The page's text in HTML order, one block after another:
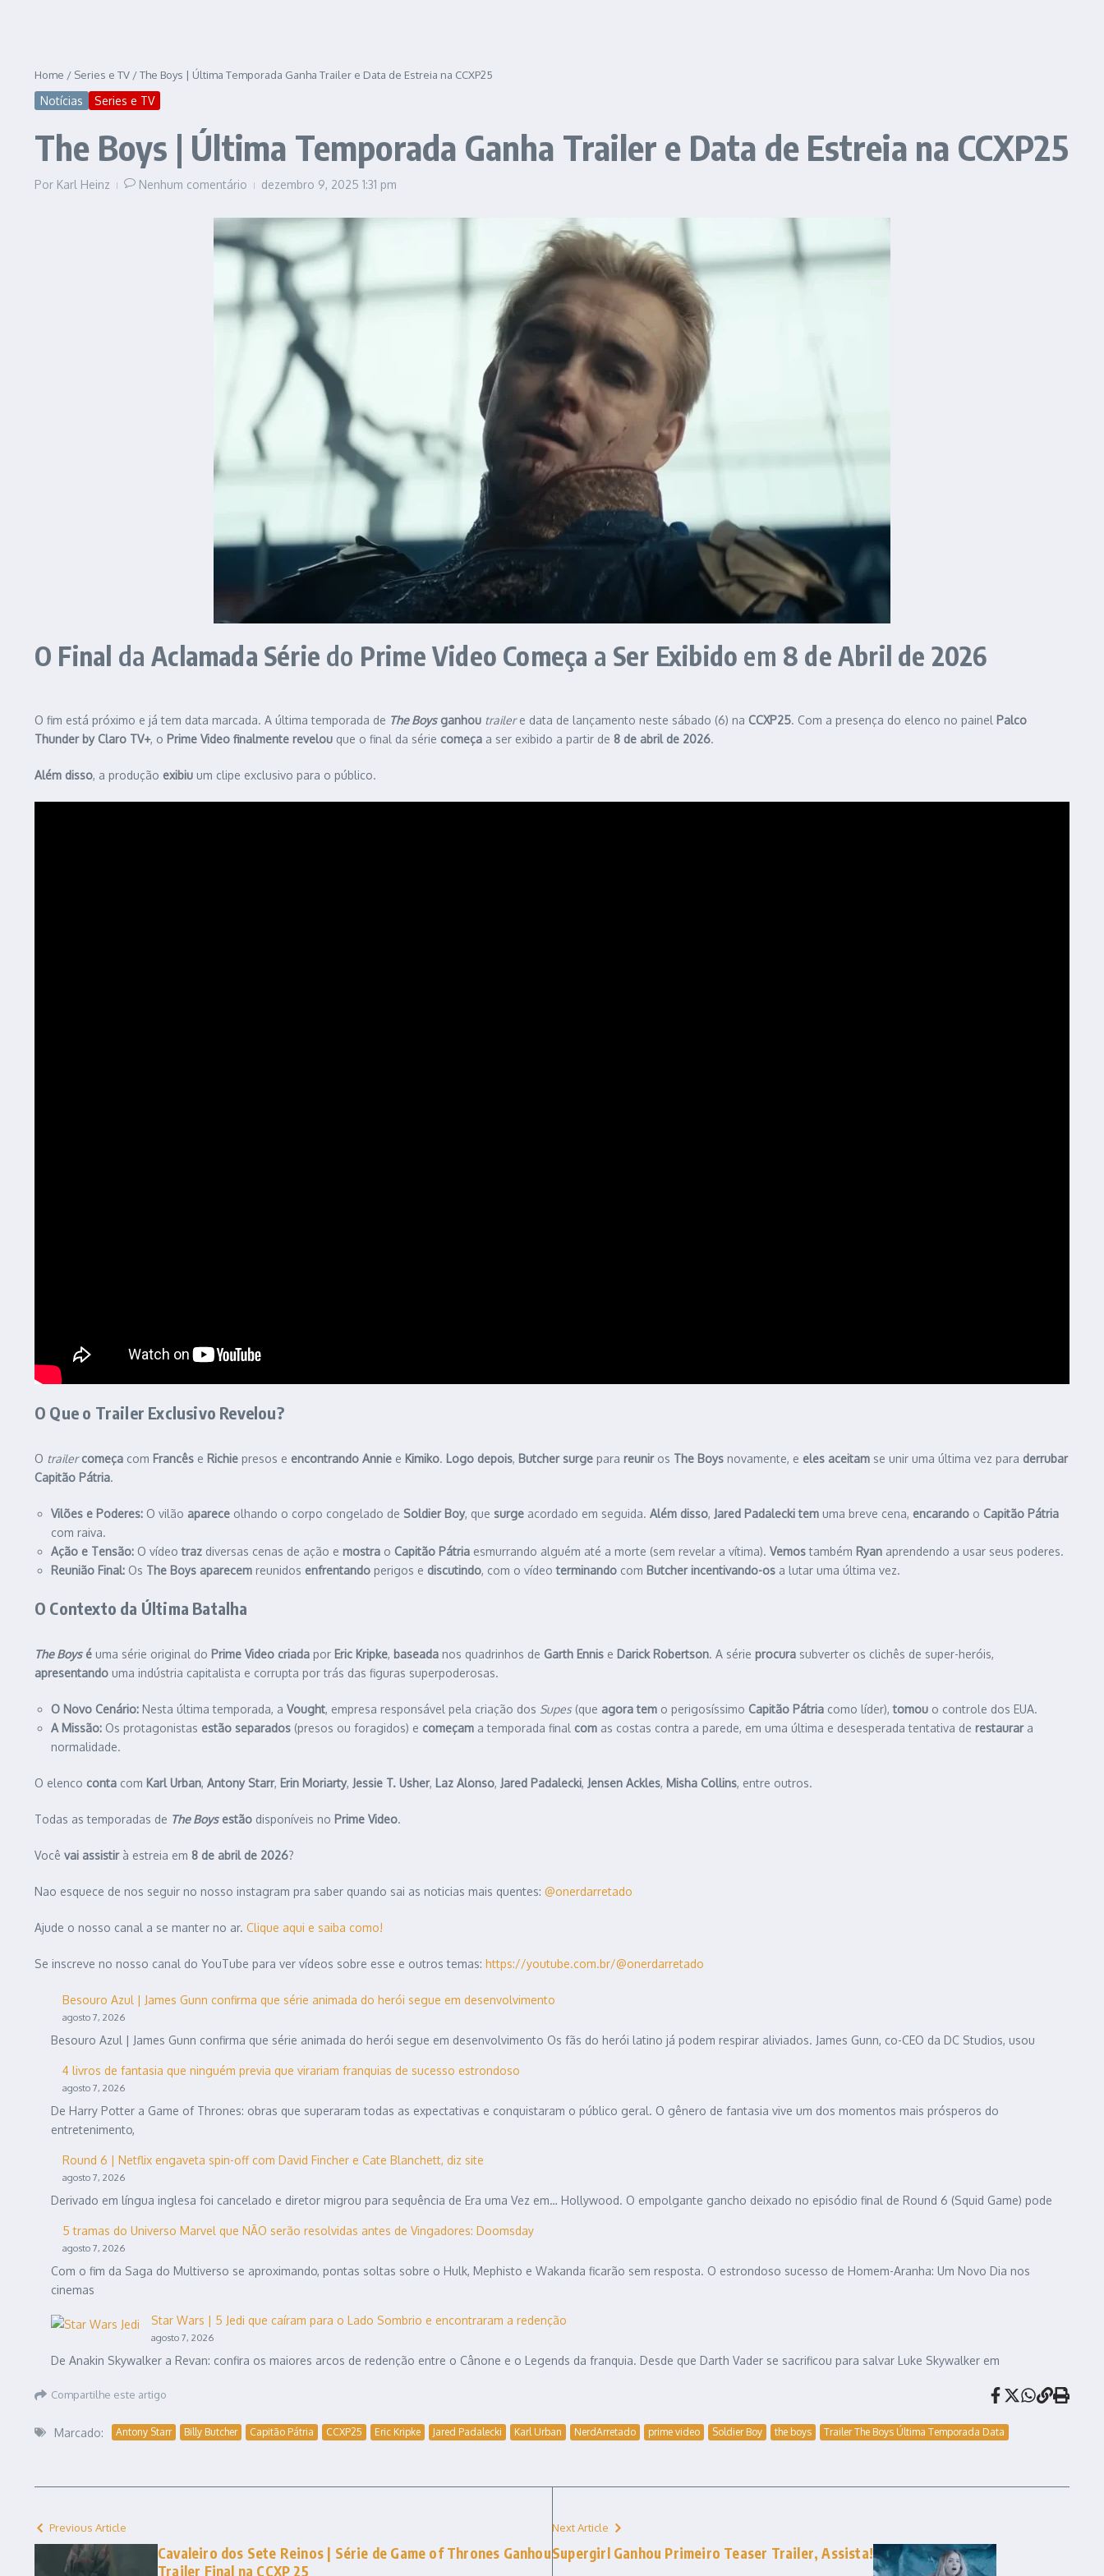
Home / Series e TV /The Boys | Última Temporada Ganha Trailer e Data de Estreia na CCXP25
Notícias Series e TV
The Boys | Última Temporada Ganha Trailer e Data de Estreia na CCXP25
Por Karl Heinz Nenhum comentário dezembro 9, 2025 1:31 pm
O Final daAclamada Série do Prime Video Começa a Ser Exibido em 8 de Abril de 2026
O fim está próximo e já tem data marcada. A última temporada de The Boys ganhou trailere data de lançamento neste sábado (6) na CCXP25. Com a presença do elenco no painel Palco
Thunder by Claro TV+, o Prime Video finalmente revelou que o final da série começa a ser exibido a partir de 8 de abril de 2026.
Além disso, a produção exibiu um clipe exclusivo para o público.
O Que o Trailer Exclusivo Revelou?
O trailer começa com Francês e Richie presos e encontrando Annie e Kimiko. Logo depois, Butcher surge para reuniros The Boys novamente, e eles aceitam se unir uma última vez para derrubar
Capitão Pátria.
Vilões e Poderes: O vilão aparece olhando o corpo congelado de Soldier Boy, que surge acordado em seguida. Além disso, Jared Padalecki tem uma breve cena, encarando o Capitão Pátria
com raiva.
Ação e Tensão: O vídeotraz diversas cenas de ação e mostra o Capitão Pátria esmurrando alguém até a morte (sem revelar a vítima). Vemostambém Ryan aprendendo a usar seus poderes.
Reunião Final: Os The Boys aparecem reunidos enfrentando perigos e discutindo, com o vídeoterminando com Butcher incentivando-os a lutar uma última vez.
O Contexto da Última Batalha
The Boys é uma série original do Prime Video criada por Eric Kripke, baseada nos quadrinhos de Garth Ennis e Darick Robertson. A série procura subverter os clichês de super-heróis,
apresentando uma indústria capitalista e corrupta por trás das figuras superpoderosas.
O Novo Cenário: Nesta última temporada, a Vought, empresa responsável pela criação dos Supes (que agora tem o perigosíssimo Capitão Pátria como líder),tomou o controle dos EUA.
A Missão: Os protagonistas estão separados (presos ou foragidos) e começam a temporada final com as costas contra a parede, em uma última e desesperada tentativa de restaurara
normalidade.
O elenco conta com Karl Urban, Antony Starr, Erin Moriarty, Jessie T. Usher, Laz Alonso, Jared Padalecki, Jensen Ackles, Misha Collins, entre outros.
Todas as temporadas de The Boys estão disponíveis no Prime Video.
Você vai assistirà estreia em 8 de abril de 2026?
Nao esquece de nos seguir no nosso instagram pra saber quando sai as noticias mais quentes: @onerdarretado
Ajude o nosso canal a se manter no ar. Clique aqui e saiba como!
Se inscreve no nosso canal do YouTube para ver vídeos sobre esse e outros temas: https://youtube.com.br/@onerdarretado
Besouro Azul | James Gunn confirma que série animada do herói segue em desenvolvimento
agosto 7, 2026
Besouro Azul | James Gunn confirma que série animada do herói segue em desenvolvimento Os fãs do herói latino já podem respirar aliviados. James Gunn, co-CEO da DC Studios, usou
4 livros de fantasia que ninguém previa que virariam franquias de sucesso estrondoso
agosto 7, 2026
De Harry Potter a Game of Thrones: obras que superaram todas as expectativas e conquistaram o público geral. O gênero de fantasia vive um dos momentos mais prósperos do
entretenimento,
Round 6 | Netflix engaveta spin-off com David Fincher e Cate Blanchett, diz site
agosto 7, 2026
Derivado em língua inglesa foi cancelado e diretor migrou para sequência de Era uma Vez em… Hollywood. O empolgante gancho deixado no episódio final de Round 6 (Squid Game) pode
5 tramas do Universo Marvel que NÃO serão resolvidas antes de Vingadores: Doomsday
agosto 7, 2026
Com o fim da Saga do Multiverso se aproximando, pontas soltas sobre o Hulk, Mephisto e Wakanda ficarão sem resposta. O estrondoso sucesso de Homem-Aranha: Um Novo Dia nos
cinemas
Star Wars | 5 Jedi que caíram para o Lado Sombrio e encontraram a redenção
agosto 7, 2026
De Anakin Skywalker a Revan: confira os maiores arcos de redenção entre o Cânone e o Legends da franquia. Desde que Darth Vader se sacrificou para salvar Luke Skywalker em
Compartilhe este artigo
Marcado: Antony Starr Billy Butcher Capitão Pátria CCXP25 Eric Kripke Jared Padalecki Karl Urban NerdArretado prime video Soldier Boy the boys Trailer The Boys Última Temporada Data
Previous Article
Cavaleiro dos Sete Reinos | Série de Game of Thrones Ganhou
Trailer Final na CCXP 25
Next Article
Supergirl Ganhou Primeiro Teaser Trailer, Assista!